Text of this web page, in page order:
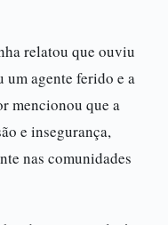
relatou que ouviu
um agente ferido e a
mencionou que a
e insegurança,
nas comunidades